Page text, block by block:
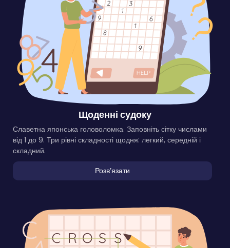
Щоденні судоку
Славетна японська головоломка. Заповніть сітку числами
від 1 до 9. Три рівні складності щодня: легкий, середній і
складний.
Розвʼязати